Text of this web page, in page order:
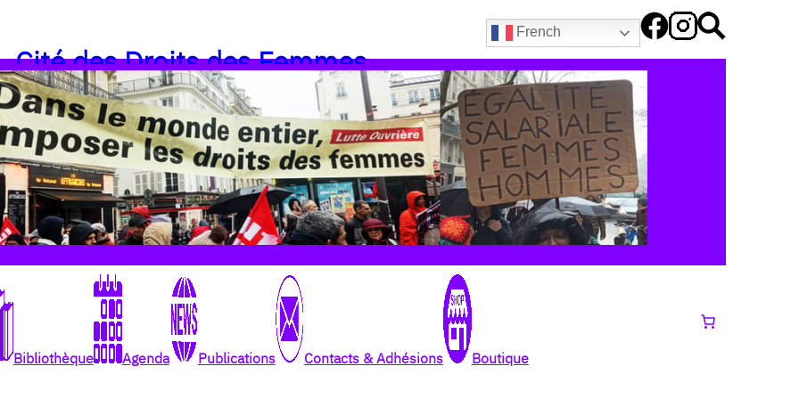
French
Cité des Droits des Femmes
Bibliothèque Agenda Publications Contacts & Adhésions Boutique